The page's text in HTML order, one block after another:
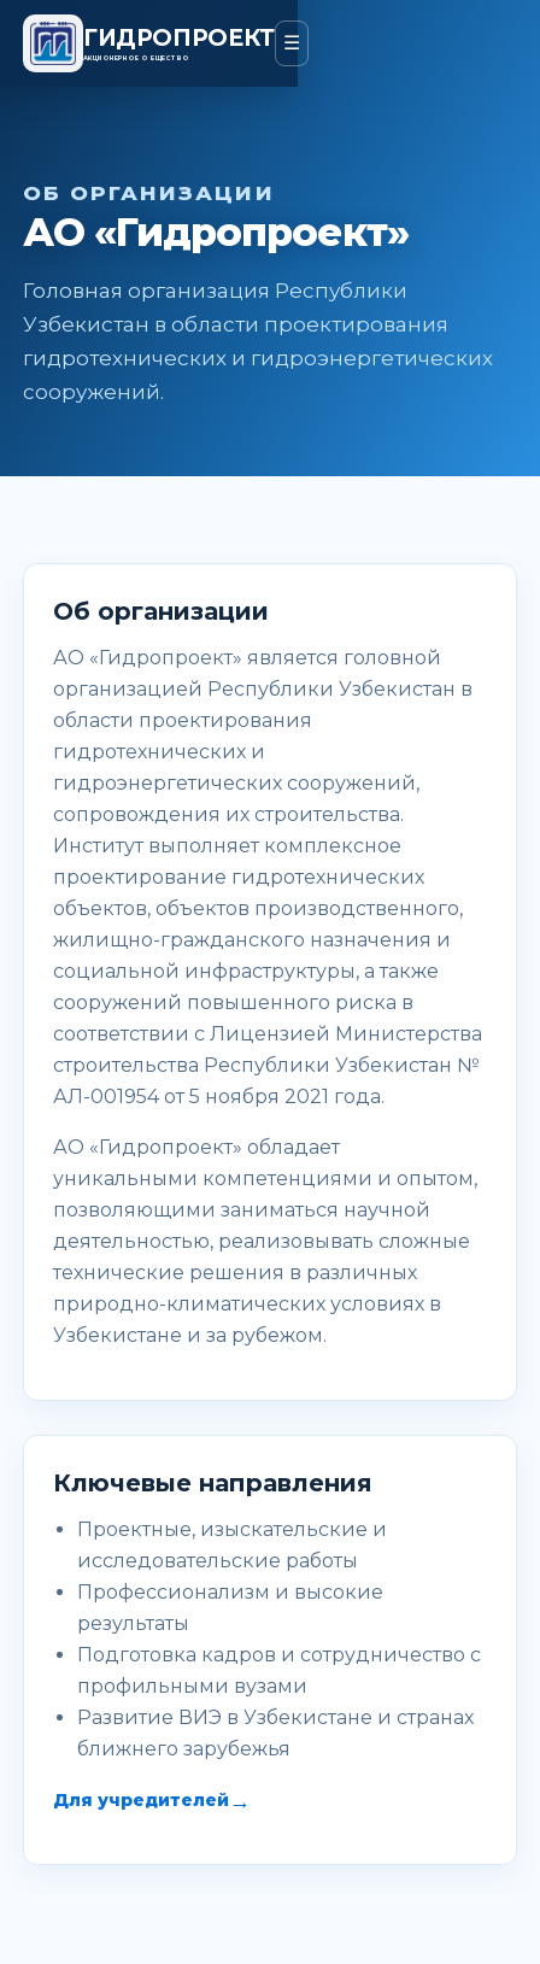
ГИДРОПРОЕКТ
АКЦИОНЕРНОЕ ОБЩЕСТВО
☰
ОБ ОРГАНИЗАЦИИ
АО «Гидропроект»
Головная организация Республики
Узбекистан в области проектирования
гидротехнических и гидроэнергетических
сооружений.
Об организации
АО «Гидропроект» является головной
организацией Республики Узбекистан в
области проектирования
гидротехнических и
гидроэнергетических сооружений,
сопровождения их строительства.
Институт выполняет комплексное
проектирование гидротехнических
объектов, объектов производственного,
жилищно-гражданского назначения и
социальной инфраструктуры, а также
сооружений повышенного риска в
соответствии с Лицензией Министерства
строительства Республики Узбекистан №
АЛ-001954 от 5 ноября 2021 года.
АО «Гидропроект» обладает
уникальными компетенциями и опытом,
позволяющими заниматься научной
деятельностью, реализовывать сложные
технические решения в различных
природно-климатических условиях в
Узбекистане и за рубежом.
Ключевые направления
Проектные, изыскательские и
исследовательские работы
Профессионализм и высокие
результаты
Подготовка кадров и сотрудничество с
профильными вузами
Развитие ВИЭ в Узбекистане и странах
ближнего зарубежья
Для учредителей →